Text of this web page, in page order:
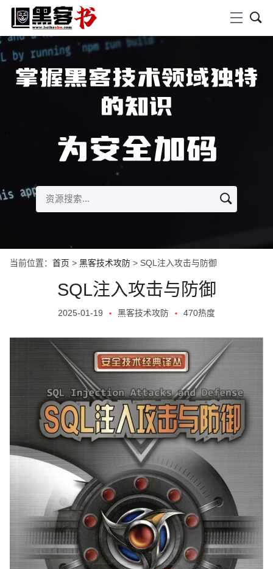
掌握黑客技术领域独特
的知识
为安全加码
当前位置： 首页 > 黑客技术攻防 > SQL注入攻击与防御
SQL注入攻击与防御
2025-01-19 黑客技术攻防 470热度